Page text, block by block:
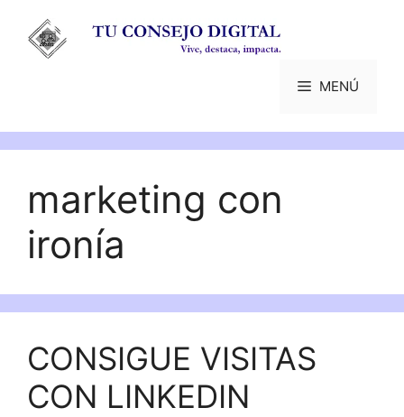
contenido
MENÚ
marketing con
ironía
CONSIGUE VISITAS
CON LINKEDIN